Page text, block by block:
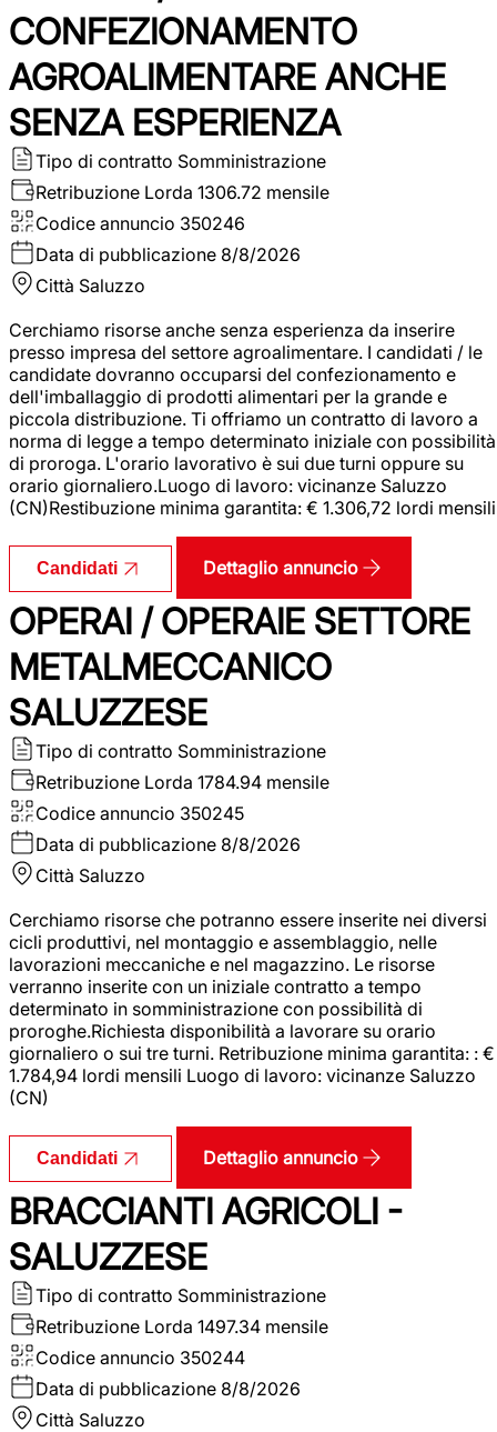
CONFEZIONAMENTO
AGROALIMENTARE ANCHE
SENZA ESPERIENZA
Tipo di contratto Somministrazione
Retribuzione Lorda 1306.72 mensile
Codice annuncio 350246
Data di pubblicazione 8/8/2026
Città Saluzzo
Cerchiamo risorse anche senza esperienza da inserire
presso impresa del settore agroalimentare. I candidati / le
candidate dovranno occuparsi del confezionamento e
dell'imballaggio di prodotti alimentari per la grande e
piccola distribuzione. Ti offriamo un contratto di lavoro a
norma di legge a tempo determinato iniziale con possibilità
di proroga. L'orario lavorativo è sui due turni oppure su
orario giornaliero.Luogo di lavoro: vicinanze Saluzzo
(CN)Restibuzione minima garantita: € 1.306,72 lordi mensili
Candidati Dettaglio annuncio
OPERAI / OPERAIE SETTORE
METALMECCANICO
SALUZZESE
Tipo di contratto Somministrazione
Retribuzione Lorda 1784.94 mensile
Codice annuncio 350245
Data di pubblicazione 8/8/2026
Città Saluzzo
Cerchiamo risorse che potranno essere inserite nei diversi
cicli produttivi, nel montaggio e assemblaggio, nelle
lavorazioni meccaniche e nel magazzino. Le risorse
verranno inserite con un iniziale contratto a tempo
determinato in somministrazione con possibilità di
proroghe.Richiesta disponibilità a lavorare su orario
giornaliero o sui tre turni. Retribuzione minima garantita: : €
1.784,94 lordi mensili Luogo di lavoro: vicinanze Saluzzo
(CN)
Candidati Dettaglio annuncio
BRACCIANTI AGRICOLI -
SALUZZESE
Tipo di contratto Somministrazione
Retribuzione Lorda 1497.34 mensile
Codice annuncio 350244
Data di pubblicazione 8/8/2026
Città Saluzzo